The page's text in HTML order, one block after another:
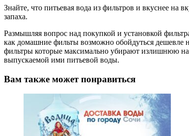
Знайте, что питьевая вода из фильтров и вкуснее
запаха.
Размышляя вопрос над покупкой и установкой
как домашние фильты возможно обойдуться дешевле
фильтры которые максимально убирают излишнюю
выпускаемой ими питьевой воды.
Вам также может понравиться